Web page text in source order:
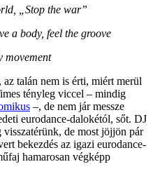
„Stop the war”
a body, feel the groove
movement
talán nem is érti, miért merül
tényleg viccel – mindig
–, de nem jár messze
eurodance-dalokétól, sőt. DJ
de most jöjjön pár
bekezdés az igazi eurodance-
hamarosan végképp